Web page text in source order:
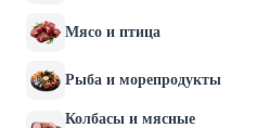
Мясо и птица
Рыба и морепродукты
Колбасы и мясные